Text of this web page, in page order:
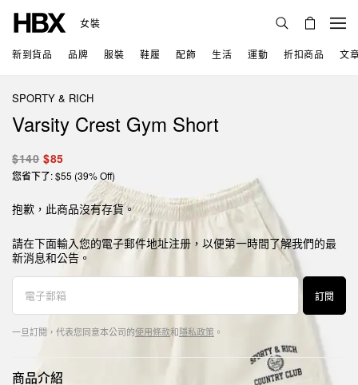
女裝
新到貨品 品牌 服裝 鞋履 配飾 生活 運動 折扣商品 文
SPORTY & RICH
Varsity Crest Gym Short
$140 $85
您省下了: $55 (39% Off)
抱歉，此商品沒有存貨。
請在下面輸入您的電子郵件地址注册，以便第一時間了解我們的最
新消息和公告。
訂閱
一旦訂閱，代表您同意本公司的使用條款和隱私政策 。
商品介紹